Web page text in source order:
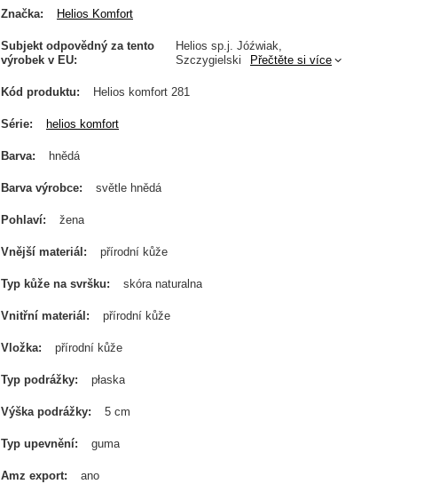
Značka Helios Komfort
Subjekt odpovědný za tento
výrobek v EU
Helios sp.j. Jóźwiak,
Szczygielski
Přečtěte si více
Kód produktu Helios komfort 281
Série helios komfort
Barva hnědá
Barva výrobce světle hnědá
Pohlaví žena
Vnější materiál přírodní kůže
Typ kůže na svršku skóra naturalna
Vnitřní materiál přírodní kůže
Vložka přírodní kůže
Typ podrážky płaska
Výška podrážky 5 cm
Typ upevnění guma
Amz export ano